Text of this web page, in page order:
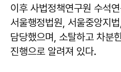
이후 사법정책연구원 수석
서울행정법원, 서울중앙지
담당했으며, 소탈하고 차분
진행으로 알려져 있다.